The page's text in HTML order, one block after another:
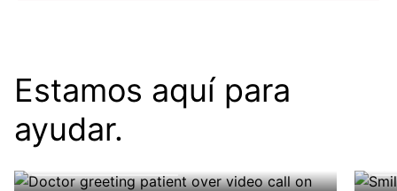
Estamos aquí para
ayudar.
Image
Pregunte a los expertos
Obtenga respuestas a sus preguntas.
Image